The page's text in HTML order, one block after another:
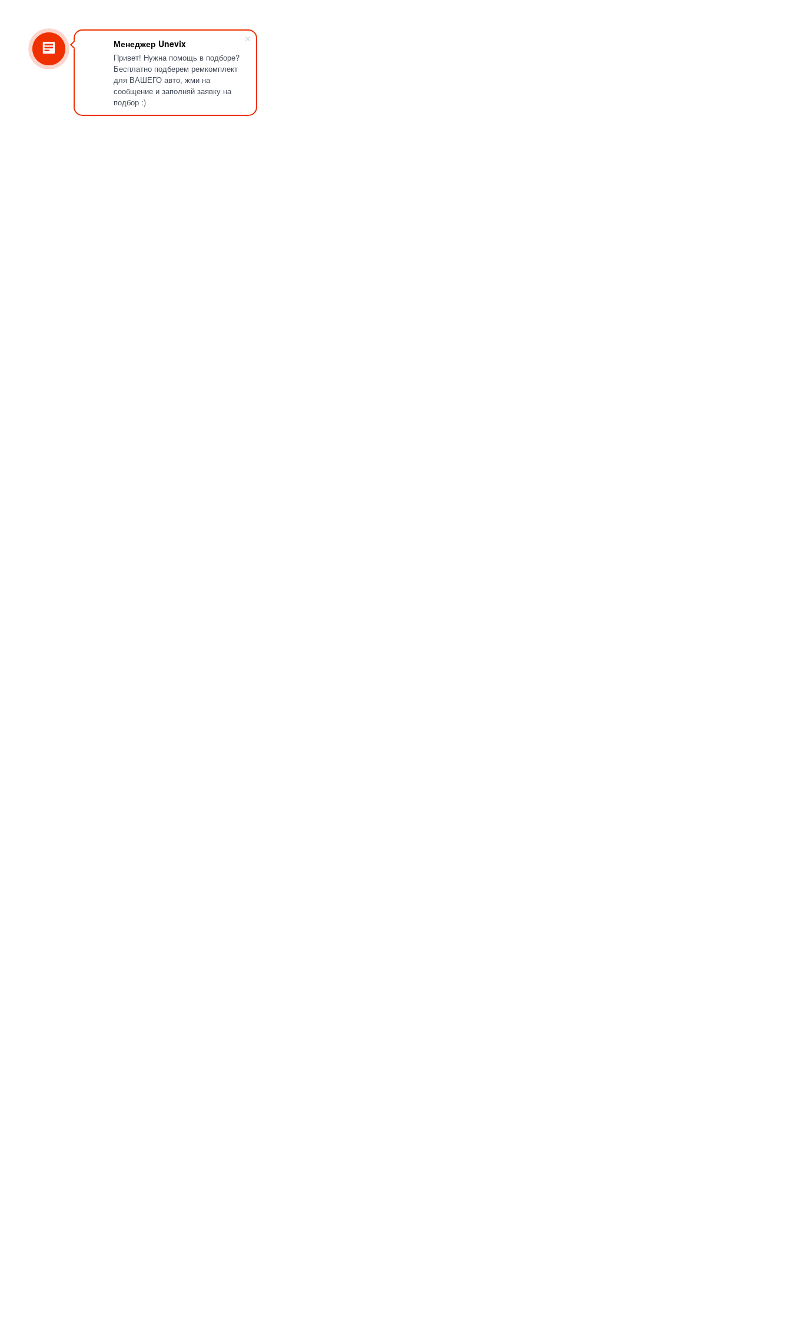
Менеджер Unevix
Привет! Нужна помощь в подборе?
Бесплатно подберем ремкомплект
для ВАШЕГО авто, жми на
сообщение и заполняй заявку на
подбор :)